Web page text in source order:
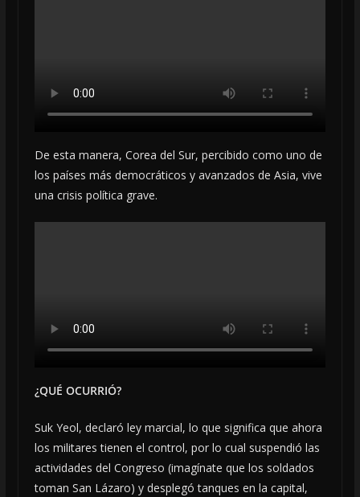
De esta manera, Corea del Sur, percibido como uno de
los países más democráticos y avanzados de Asia, vive
una crisis política grave.
¿QUÉ OCURRIÓ?
Suk Yeol, declaró ley marcial, lo que significa que ahora
los militares tienen el control, por lo cual suspendió las
actividades del Congreso (imagínate que los soldados
toman San Lázaro) y desplegó tanques en la capital,